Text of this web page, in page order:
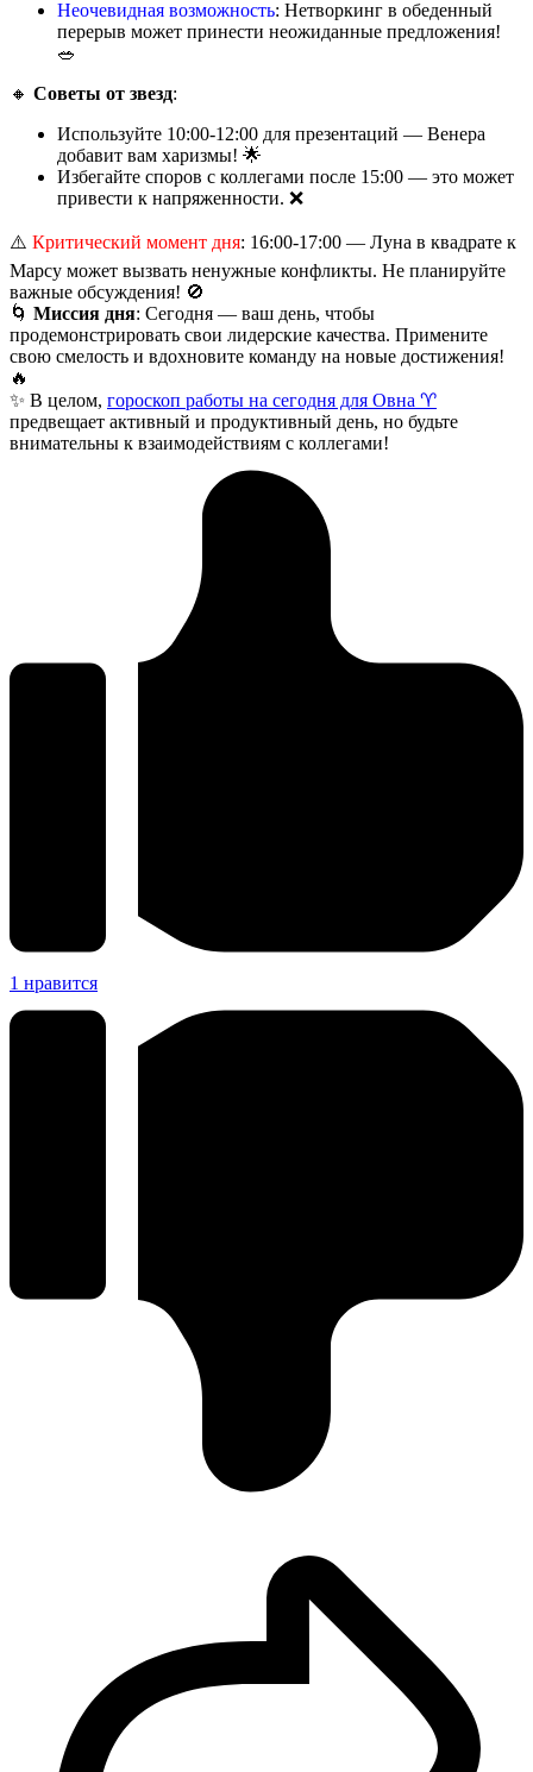
Неочевидная возможность: Нетворкинг в обеденный
перерыв может принести неожиданные предложения!
🥗
🔸 Советы от звезд:
Используйте 10:00-12:00 для презентаций — Венера
добавит вам харизмы! 🌟
Избегайте споров с коллегами после 15:00 — это может
привести к напряженности. ❌
⚠️ Критический момент дня: 16:00-17:00 — Луна в квадрате к
Марсу может вызвать ненужные конфликты. Не планируйте
важные обсуждения! 🚫
🌀 Миссия дня: Сегодня — ваш день, чтобы
продемонстрировать свои лидерские качества. Примените
свою смелость и вдохновите команду на новые достижения!
🔥
✨ В целом, гороскоп работы на сегодня для Овна ♈
предвещает активный и продуктивный день, но будьте
внимательны к взаимодействиям с коллегами!
1 нравится